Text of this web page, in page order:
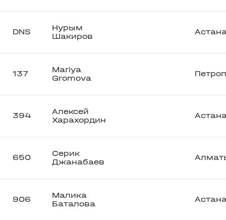
DNS
Нурым
Шакиров
137
Mariya
Gromova
394
Алексей
Харахордин
650
Серик
Джанабаев
906
Малика
Баталова